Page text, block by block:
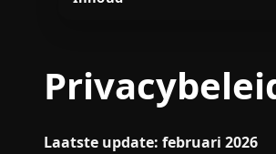
Laatste update: februari 2026